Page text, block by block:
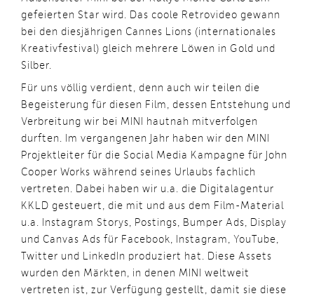
gefeierten Star wird. Das coole Retrovideo gewann
bei den diesjährigen Cannes Lions (internationales
Kreativfestival) gleich mehrere Löwen in Gold und
Silber.
Für uns völlig verdient, denn auch wir teilen die
Begeisterung für diesen Film, dessen Entstehung und
Verbreitung wir bei MINI hautnah mitverfolgen
durften. Im vergangenen Jahr haben wir den MINI
Projektleiter für die Social Media Kampagne für John
Cooper Works während seines Urlaubs fachlich
vertreten. Dabei haben wir u.a. die Digitalagentur
KKLD gesteuert, die mit und aus dem Film-Material
u.a. Instagram Storys, Postings, Bumper Ads, Display
und Canvas Ads für Facebook, Instagram, YouTube,
Twitter und LinkedIn produziert hat. Diese Assets
wurden den Märkten, in denen MINI weltweit
vertreten ist, zur Verfügung gestellt, damit sie diese